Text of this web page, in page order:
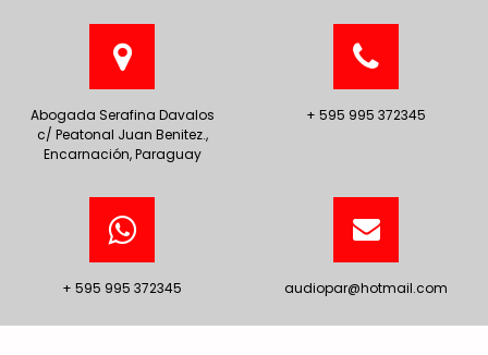
Abogada Serafina Davalos
c/ Peatonal Juan Benitez.,
Encarnación, Paraguay
+ 595 995 372345
+ 595 995 372345 audiopar@hotmail.com